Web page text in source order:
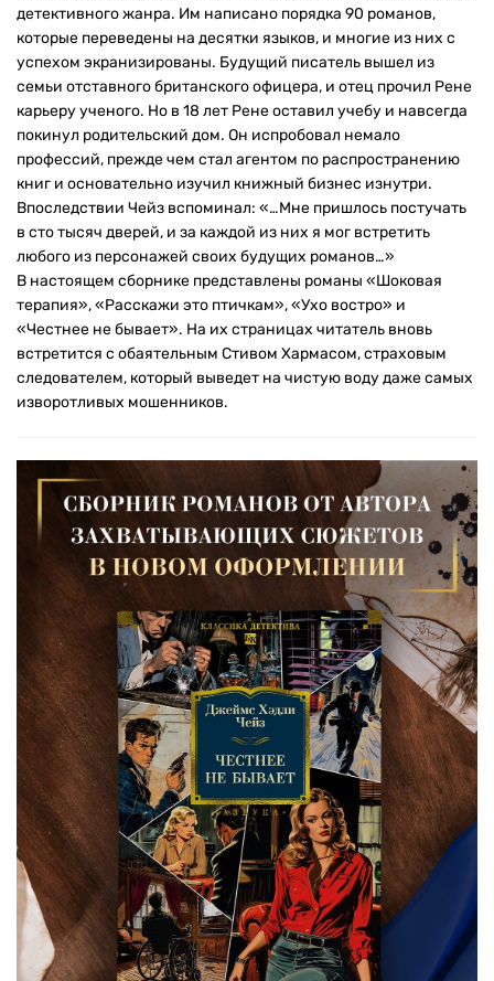
детективного жанра. Им написано порядка 90 романов,
которые переведены на десятки языков, и многие из них с
успехом экранизированы. Будущий писатель вышел из
семьи отставного британского офицера, и отец прочил Рене
карьеру ученого. Но в 18 лет Рене оставил учебу и навсегда
покинул родительский дом. Он испробовал немало
профессий, прежде чем стал агентом по распространению
книг и основательно изучил книжный бизнес изнутри.
Впоследствии Чейз вспоминал: «…Мне пришлось постучать
в сто тысяч дверей, и за каждой из них я мог встретить
любого из персонажей своих будущих романов…»
В настоящем сборнике представлены романы «Шоковая
терапия», «Расскажи это птичкам», «Ухо востро» и
«Честнее не бывает». На их страницах читатель вновь
встретится с обаятельным Стивом Хармасом, страховым
следователем, который выведет на чистую воду даже самых
изворотливых мошенников.